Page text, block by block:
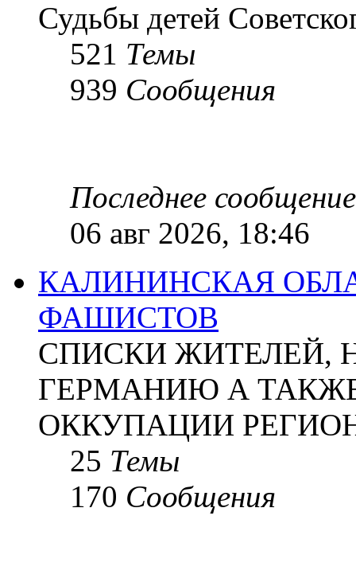
Судьбы детей
521 Темы
939 Сообщения
Последнее сообщение
06 авг 2026, 18:46
КАЛИНИНСКАЯ
ФАШИСТОВ
СПИСКИ ЖИТЕЛЕЙ,
ГЕРМАНИЮ А
ОККУПАЦИИ
25 Темы
170 Сообщения